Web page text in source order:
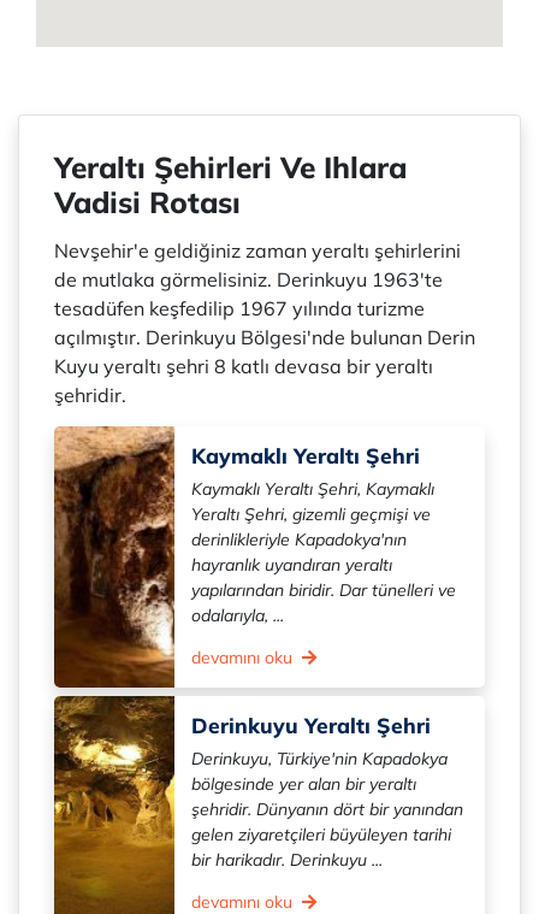
Yeraltı Şehirleri Ve Ihlara
Vadisi Rotası
Nevşehir'e geldiğiniz zaman yeraltı şehirlerini
de mutlaka görmelisiniz. Derinkuyu 1963'te
tesadüfen keşfedilip 1967 yılında turizme
açılmıştır. Derinkuyu Bölgesi'nde bulunan Derin
Kuyu yeraltı şehri 8 katlı devasa bir yeraltı
şehridir.
Kaymaklı Yeraltı Şehri
Kaymaklı Yeraltı Şehri, Kaymaklı
Yeraltı Şehri, gizemli geçmişi ve
derinlikleriyle Kapadokya'nın
hayranlık uyandıran yeraltı
yapılarından biridir. Dar tünelleri ve
odalarıyla, ...
devamını oku
Derinkuyu Yeraltı Şehri
Derinkuyu, Türkiye'nin Kapadokya
bölgesinde yer alan bir yeraltı
şehridir. Dünyanın dört bir yanından
gelen ziyaretçileri büyüleyen tarihi
bir harikadır. Derinkuyu ...
devamını oku